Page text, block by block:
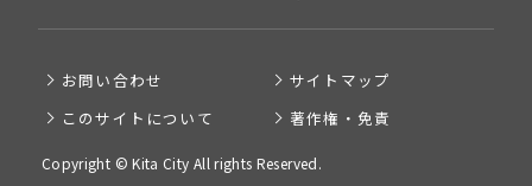
お問い合わせ
サイトマップ
このサイトについて
著作権・免責
Copyright © Kita City All rights Reserved.